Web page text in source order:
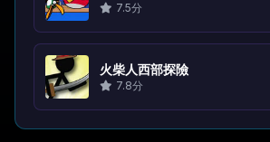
7.5分
火柴人西部探險
7.8分